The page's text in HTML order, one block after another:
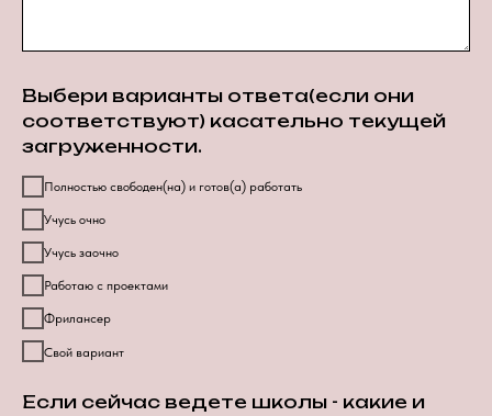
Выбери варианты ответа(если они
соответствуют) касательно текущей
загруженности.
Полностью свободен(на) и готов(а) работать
Учусь очно
Учусь заочно
Работаю с проектами
Фрилансер
Свой вариант
Если сейчас ведете школы - какие и